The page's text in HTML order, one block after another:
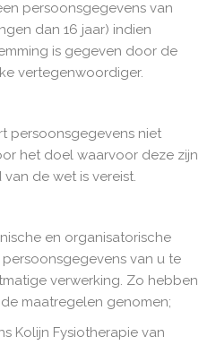
persoonsgegevens van
dan 16 jaar) indien
is gegeven door de
vertegenwoordiger.
persoonsgegevens niet
het doel waarvoor deze zijn
de wet is vereist.
en organisatorische
van u te
verwerking. Zo hebben
maatregelen genomen;
Kolijn Fysiotherapie van